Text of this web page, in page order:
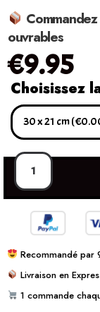
Commandez
ouvrables
€9.95
Choisissez
Recommandé par
Livraison en
1 commande